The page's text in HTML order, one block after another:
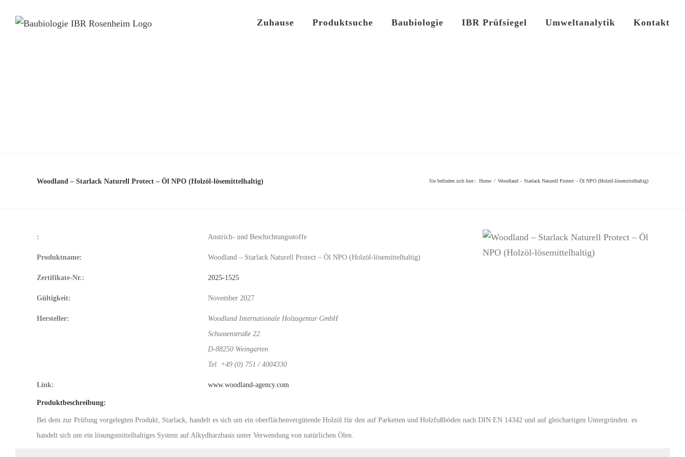
Zuhause Produktsuche Baubiologie IBR Prüfsiegel Umweltanalytik Kontakt
Woodland – Starlack Naturell Protect – Öl NPO (Holzöl-lösemittelhaltig) Sie befinden sich hier:: Home / Woodland – Starlack Naturell Protect – Öl NPO (Holzöl-lösemittelhaltig)
: Anstrich- und Beschichtungsstoffe
Produktname: Woodland – Starlack Naturell Protect – Öl NPO (Holzöl-lösemittelhaltig)
Zertifikate-Nr.: 2025-1525
Gültigkeit: November 2027
Hersteller:
Woodland Internationale Holzagentur GmbH
Schussenstraße 22
D-88250 Weingarten
Tel. +49 (0) 751 / 4004330
Link: www.woodland-agency.com
Produktbeschreibung:
Bei dem zur Prüfung vorgelegten Produkt, Starlack, handelt es sich um ein oberflächenvergütende Holzöl für den auf Parketten und Holzfußböden nach DIN EN 14342 und auf gleichartigen Untergründen. es
handelt sich um ein lösungsmittelhaltiges System auf Alkydharzbasis unter Verwendung von natürlichen Ölen.